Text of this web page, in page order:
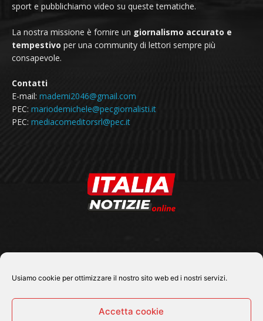
Usiamo cookie per ottimizzare il nostro sito web ed i nostri servizi.
Accetta cookie
sport e pubblichiamo video su queste tematiche.
La nostra missione è fornire un giornalismo accurato e
tempestivo per una community di lettori sempre più
consapevole.
Contatti
E-mail: mademi2046@gmail.com
PEC: mariodemichele@pecgiornalisti.it
PEC: mediacomeditorsrl@pec.it